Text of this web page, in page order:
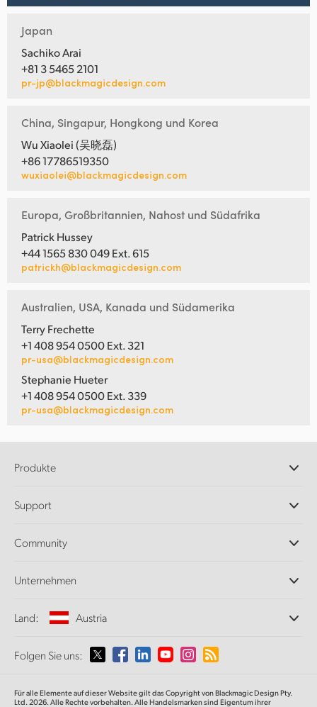
Japan
Sachiko Arai
+81 3 5465 2101
pr-jp@blackmagicdesign.com
China, Singapur, Hongkong und Korea
Wu Xiaolei (吴晓磊)
+86 17786519350
wuxiaolei@blackmagicdesign.com
Europa, Großbritannien, Nahost und Südafrika
Patrick Hussey
+44 1565 830 049 Ext. 615
patrickh@blackmagicdesign.com
Australien, USA, Kanada und Südamerika
Terry Frechette
+1 408 954 0500 Ext. 321
pr-usa@blackmagicdesign.com
Stephanie Hueter
+1 408 954 0500 Ext. 339
pr-usa@blackmagicdesign.com
Produkte
DaVinci Resolve und Fusion Software
Ultimatte
Aufzeichnung und Wiedergabe
Norm- und Formatwandlung
Netzwerkspeicher
Signalverteilung und Distribution
Support
Support-Center
Community
Unternehmen
Informationen über uns
Medien
Land: Austria
Wählen Sie Ihr Land aus
Folgen Sie uns:
Für alle Elemente auf dieser Website gilt das Copyright von Blackmagic Design Pty.
Ltd. 2026. Alle Rechte vorbehalten. Alle Handelsmarken sind Eigentum ihrer